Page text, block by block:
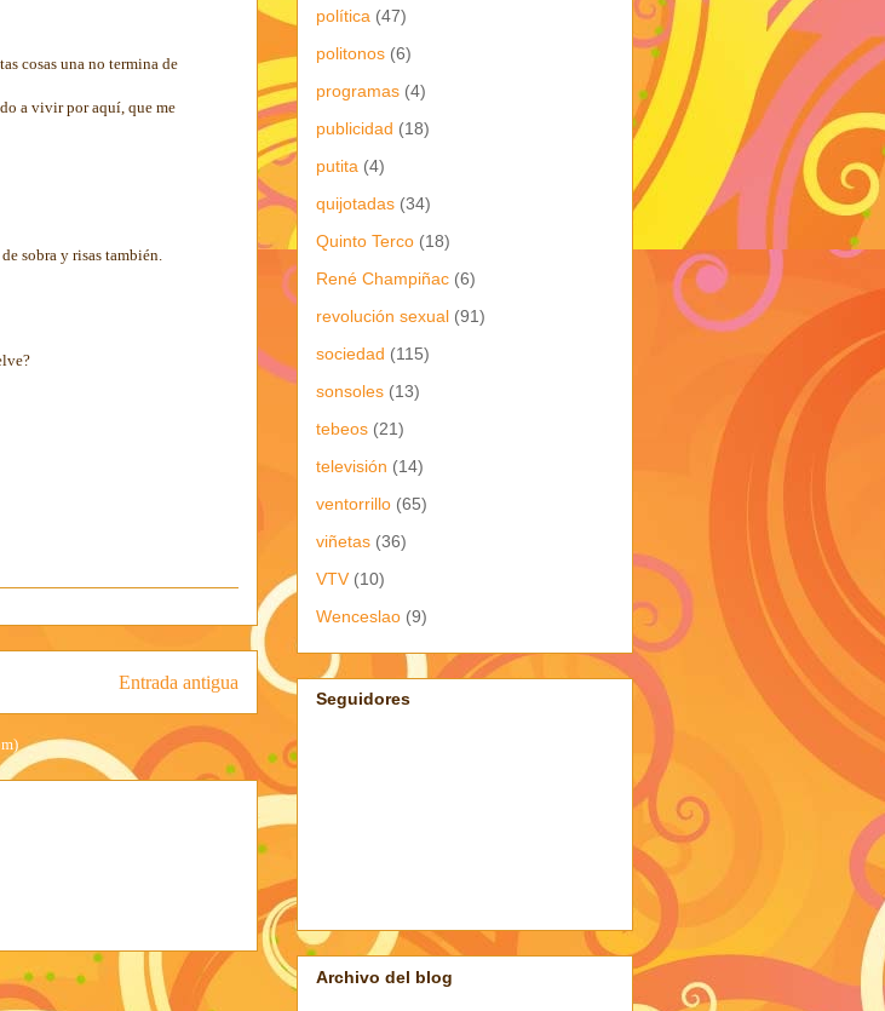
cosas una no termina de
a vivir por aquí, que me
sobra y risas también.
Entrada antigua
política (47)
politonos (6)
programas (4)
publicidad (18)
putita (4)
quijotadas (34)
Quinto Terco (18)
René Champiñac (6)
revolución sexual (91)
sociedad (115)
sonsoles (13)
tebeos (21)
televisión (14)
ventorrillo (65)
viñetas (36)
VTV (10)
Wenceslao (9)
Seguidores
Archivo del blog